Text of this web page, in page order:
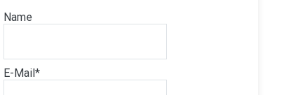
Name
E-Mail*